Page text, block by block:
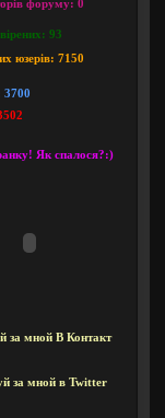
форуму: 0
93
юзерів: 7150
3700
Як спалося?:)